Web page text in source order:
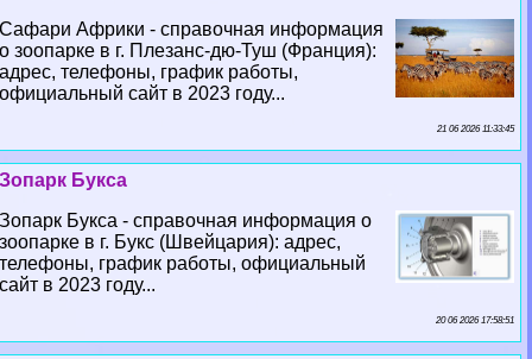
Сафари Африки - справочная информация
о зоопарке в г. Плезанс-дю-Туш (Франция):
адрес, телефоны, график работы,
официальный сайт в 2023 году...
21 06 2026 11:33:45
Зопарк Букса
Зопарк Букса - справочная информация о
зоопарке в г. Букс (Швейцария): адрес,
телефоны, график работы, официальный
сайт в 2023 году...
20 06 2026 17:58:51